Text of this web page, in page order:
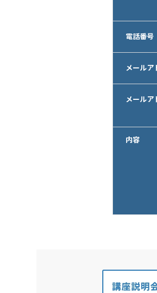
電話番号
メールア
メールア
内容